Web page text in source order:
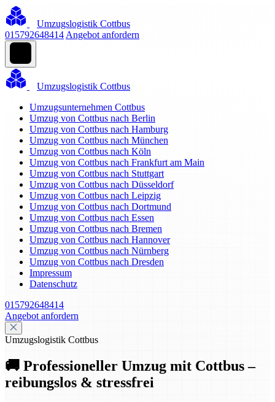
Umzugslogistik Cottbus
015792648414 Angebot anfordern
Umzugslogistik Cottbus
Umzugsunternehmen Cottbus
Umzug von Cottbus nach Berlin
Umzug von Cottbus nach Hamburg
Umzug von Cottbus nach München
Umzug von Cottbus nach Köln
Umzug von Cottbus nach Frankfurt am Main
Umzug von Cottbus nach Stuttgart
Umzug von Cottbus nach Düsseldorf
Umzug von Cottbus nach Leipzig
Umzug von Cottbus nach Dortmund
Umzug von Cottbus nach Essen
Umzug von Cottbus nach Bremen
Umzug von Cottbus nach Hannover
Umzug von Cottbus nach Nürnberg
Umzug von Cottbus nach Dresden
Impressum
Datenschutz
015792648414
Angebot anfordern
Umzugslogistik Cottbus
🚚 Professioneller Umzug mit Cottbus –
reibungslos & stressfrei